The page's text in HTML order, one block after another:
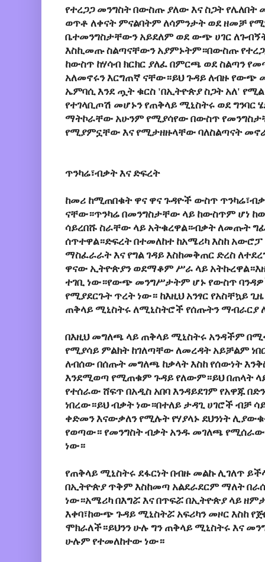
የተረጋጋ መንግስት በውስጡ ያለው እና ስጋት
ወጥቶ ለቀናት ምናልባትም ለሳምንታት ወደ ዘመቻ
ቤተመንግስታቸውን አይደለም ወደ ውጭ ሀገር
እስኪመጡ ስልጣናቸውን አያምኑትም።በውስጡ
ከውስጥ ከሃሳብ ክርክር ያለፈ በምርጫ ወደ ስልጣን
አለመኖሩን እርግጠኛ ናቸው።ይህ ጉዳይ ለብዙ የውጭ
ኤምባሲ እንደ ጧት ቁርስ 'በኢትዮጵያ ስጋት አለ'
የተገላቢጦሽ መሆኑን የጠቅላይ ሚኒስትሩ ወደ ግንባር
ማትኮራቸው አሁንም የሚያሳየው በውስጥ
የሚያምኗቸው እና የሚታዘዙላቸው ባለስልጣናት
ጥንካሬ፣ብቃት እና ድፍረት
ከመሪ ከሚጠበቁት ዋና ዋና ጉዳዮች ውስጥ
ናቸው።ጥንካሬ በመንግስታቸው ላይ ከውስጥም ሆነ
ሳይረበሹ ስራቸው ላይ አትቁረዋል።ብቃት ለመጡት
ሰጥተዋል።ድፍረት በተመለከተ ከአሜሪካ እስከ አውሮፓ
ማስፈራራት እና የግል ገዳይ እስከመቅጠር ድረስ
ዋናው ኢትዮጵያን ወደማቆም ሥራ ላይ
ተገቢ ነው።የውጭ መንግሥታትም ሆኑ የውስጥ
የሚያደርጉት ጥረት ነው። ከእዚህ አንፃር የአስቸኳይ
ጠቅላይ ሚኒስትሩ ለሚኒስትሮች የሰጡትን ማብራርያ
በእዚህ መግለጫ ላይ ጠቅላይ ሚኒስትሩ አንዳችም
የሚያሳይ ምልክት ከገለጣቸው ለመረዳት አይቻልም
ለብሰው በሰጡት መግለጫ ከቃላት እስከ የሰውነት
እንደሚወጣ የሚጠቁም ጉዳይ የለውም።ይህ በጠላት
የተሰራው ሸፍጥ በአዲስ አበባ እንዳይደገም የአዋጁ
ነበረው።ይህ ብቃት ነው።በተለይ ታዳጊ ሀገሮች ብቻ
ቀድመን እናውቃለን የሚሉት የሃያላኑ ደህንነት
የወጣው። የመንግስት ብቃት አንዱ መገለጫ
ነው።
የጠቅላይ ሚኒስትሩ ደፋርነት በብዙ መልኩ ሊገለጥ
በኢትዮጵያ ጥቅም እስከመጣ አልደራደርም ማለት
ነው።አሜሪካ በእግሯ እና በጥፍሯ በኢትዮጵያ ላይ
እቀባ፣ከውጭ ጉዳይ ሚኒስትሯ አፍሪካን መዞር እስከ
ሞክራለች።ይህንን ሁሉ ግን ጠቅላይ ሚኒስትሩ እና
ሁሉም የተመለከተው ነው።